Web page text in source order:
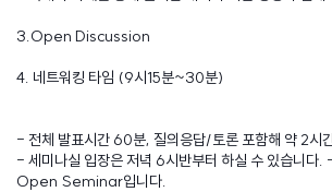
3.Open Discussion
4. 네트워킹 타임 (9시15분~30분)
- 전체 발표시간 60분, 질의응답/토론 포함해 약 2시
- 세미나실 입장은 저녁 6시반부터 하실 수 있습니다.
Open Seminar입니다.